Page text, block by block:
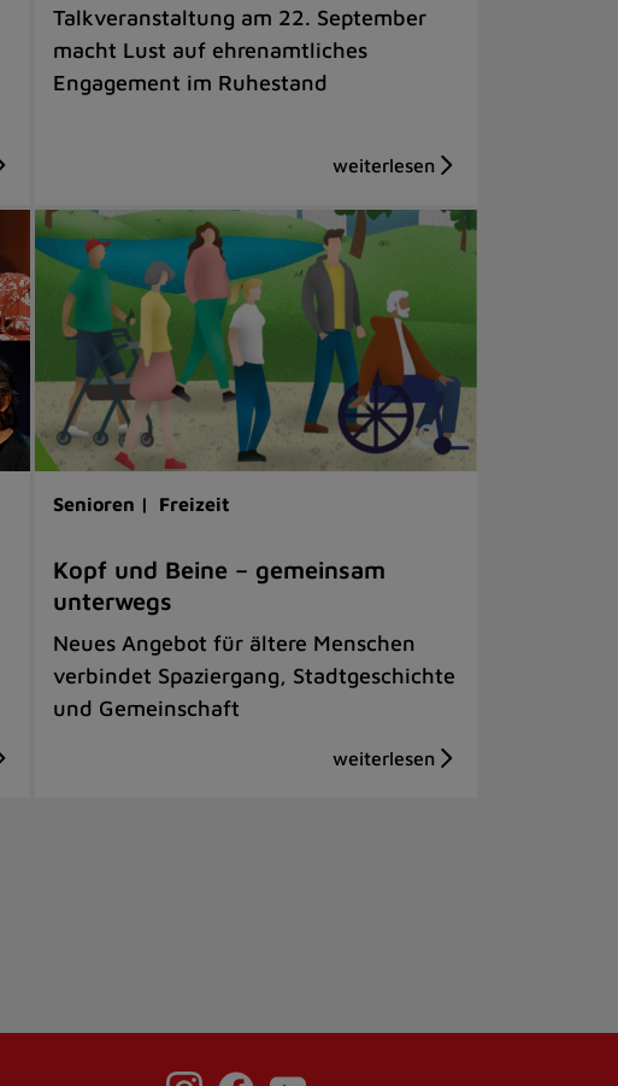
Talkveranstaltung am 22. September
macht Lust auf ehrenamtliches
Engagement im Ruhestand
Senioren | Freizeit
Kopf und Beine – gemeinsam
unterwegs
Neues Angebot für ältere Menschen
verbindet Spaziergang, Stadtgeschichte
und Gemeinschaft